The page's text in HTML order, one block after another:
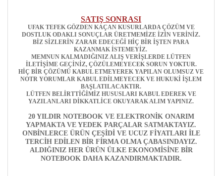
SATIŞ SONRASI
UFAK TEFEK GÖZDEN KAÇAN KUSURLARDA ÇÖZÜM VE
DOSTLUK ODAKLI SONUÇLAR ÜRETMEMİZE İZİN VERİNİZ.
BİZ SİZLERİN ZARAR EDECEĞİ HİÇ BİR İŞTEN PARA
KAZANMAK İSTEMEYİZ.
MEMNUN KALMADIĞINIZ ALIŞ VERİŞLERDE LÜTFEN
İLETİŞİME GEÇİNİZ, ÇÖZÜLEMEYECEK SORUN YOKTUR.
HİÇ BİR ÇÖZÜMÜ KABUL ETMEYEREK YAPILAN OLUMSUZ VE
NOTR YORUMLAR KABUL EDİLMEYECEK VE HUKUKİ İŞLEM
BAŞLATILACAKTIR.
LÜTFEN BELİRTTİĞİMİZ HUSUSLARI KABUL EDEREK VE
YAZILANLARI DİKKATLİCE OKUYARAK ALIM YAPINIZ.
20 YILDIR NOTEBOOK VE ELEKTRONİK ONARIM
YAPMAKTA VE YEDEK PARÇALAR SATMAKTAYIZ.
ONBİNLERCE ÜRÜN ÇEŞİDİ VE UCUZ FİYATLARI İLE
TERCİH EDİLEN BİR FİRMA OLMA ÇABASINDAYIZ.
ALDIĞINIZ HER ÜRÜN ÜLKE EKONOMİSİNE BİR
NOTEBOOK DAHA KAZANDIRMAKTADIR.